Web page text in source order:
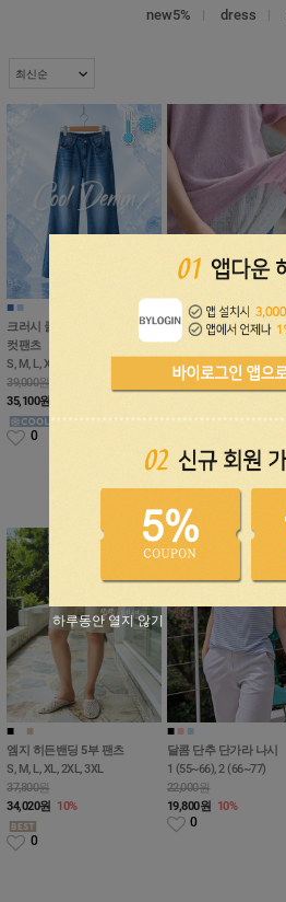
new5%
dress
■ ■
크러시 쿨 워싱 히든밴딩 부츠
컷팬츠
S, M, L, XL, 2XL, 3XL
39,000원
35,100원
0
■ ■■
블링 니트 배색 티셔츠
1 (55~88), 2 (99~100)
29,000원
26,100원 10%
■ ■
엠지 히든밴딩 5부 팬츠
S, M, L, XL, 2XL, 3XL
37,800원
34,020원 10%
0
■ ■ ■
달콤 단추 단가라 나시
1 (55~66), 2 (66~77)
22,000원
19,800원 10%
0
하루동안 열지 않기